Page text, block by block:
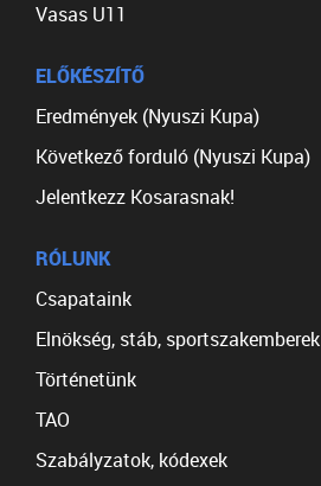
Vasas U11
ELŐKÉSZÍTŐ
Eredmények (Nyuszi Kupa)
Következő forduló (Nyuszi Kupa)
Jelentkezz Kosarasnak!
RÓLUNK
Csapataink
Elnökség, stáb, sportszakemberek
Történetünk
TAO
Szabályzatok, kódexek